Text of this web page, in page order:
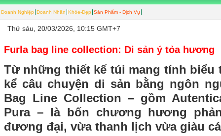
Doanh Nghiệp Doanh Nhân Khỏe-Đẹp Sản Phẩm - Dịch Vụ
Thứ sáu, 20/03/2026, 10:15 GMT+7
Furla bag line collection: Di sản ý tỏa hương
Từ những thiết kế túi mang tính biểu
kể câu chuyện di sản bằng ngôn
Bag Line Collection – gồm
Pura – là bốn chương hương
đương đại, vừa thanh lịch vừa giàu